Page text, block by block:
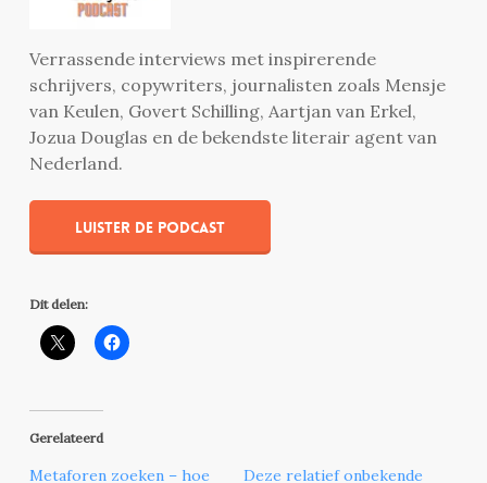
Verrassende interviews met inspirerende
schrijvers, copywriters, journalisten zoals Mensje
van Keulen, Govert Schilling, Aartjan van Erkel,
Jozua Douglas en de bekendste literair agent van
Nederland.
Luister de podcast
Dit delen:
Gerelateerd
Metaforen zoeken – hoe
Deze relatief onbekende